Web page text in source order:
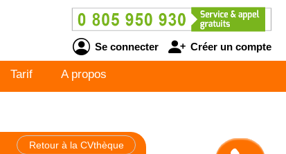
Se connecter Créer un compte
Tarif A propos
Retour à la CVthèque